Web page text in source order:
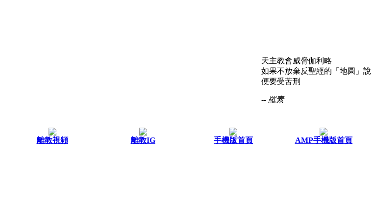
天主教會威脅伽利略
如果不放棄反聖經的「地圓」說
便要受苦刑
-- 羅素
離教視頻 離教IG 手機版首頁 AMP手機版首頁